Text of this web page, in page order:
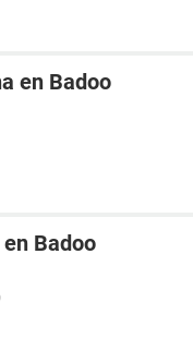
en Badoo
Badoo